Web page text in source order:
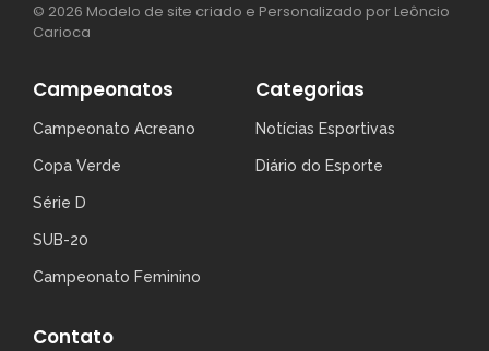
© 2026 Modelo de site criado e Personalizado por Leôncio
Carioca
Campeonatos
Campeonato Acreano
Copa Verde
Série D
SUB-20
Campeonato Feminino
Categorias
Notícias Esportivas
Diário do Esporte
Contato